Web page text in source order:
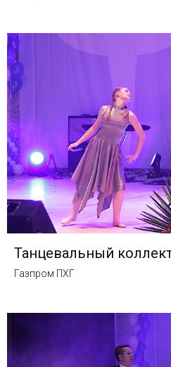
Танцевальный
Газпром ПХГ